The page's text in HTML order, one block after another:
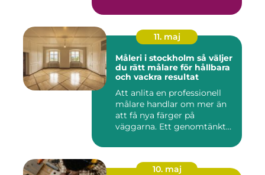
11. maj
Måleri i stockholm så väljer
du rätt målare för hållbara
och vackra resultat
Att anlita en professionell
målare handlar om mer än
att få nya färger på
väggarna. Ett genomtänkt
10. maj